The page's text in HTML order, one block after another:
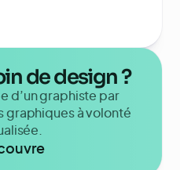
de design ?
d’un graphiste par
graphiques à volonté